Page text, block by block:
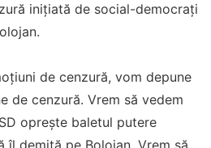
inițiată de social-democrați
de cenzură, vom depune
de cenzură. Vrem să vedem
oprește baletul putere
îl demită pe Bolojan. Vrem să